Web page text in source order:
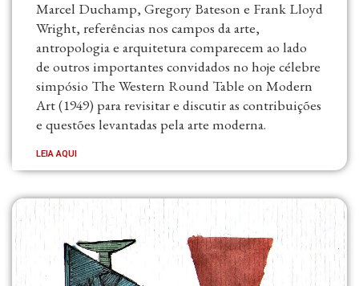
Marcel Duchamp, Gregory Bateson e Frank Lloyd
Wright, referências nos campos da arte,
antropologia e arquitetura comparecem ao lado
de outros importantes convidados no hoje célebre
simpósio The Western Round Table on Modern
Art (1949) para revisitar e discutir as contribuições
e questões levantadas pela arte moderna.
LEIA AQUI